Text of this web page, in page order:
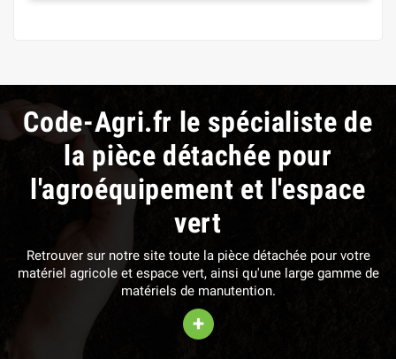
Code-Agri.fr le spécialiste de
la pièce détachée pour
l'agroéquipement et l'espace
vert
Retrouver sur notre site toute la pièce détachée pour votre
matériel agricole et espace vert, ainsi qu'une large gamme de
matériels de manutention.
+